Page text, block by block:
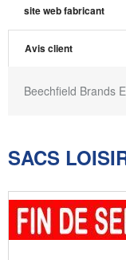
site web fabricant
Avis client
Beechfield Brands
SACS